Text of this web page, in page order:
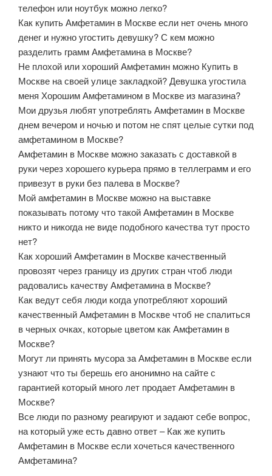
телефон или ноутбук можно легко?
Как купить Амфетамин в Москве если нет очень много
денег и нужно угостить девушку? С кем можно
разделить грамм Амфетамина в Москве?
Не плохой или хороший Амфетамин можно Купить в
Москве на своей улице закладкой? Девушка угостила
меня Хорошим Амфетамином в Москве из магазина?
Мои друзья любят употреблять Амфетамин в Москве
днем вечером и ночью и потом не спят целые сутки под
амфетамином в Москве?
Амфетамин в Москве можно заказать с доставкой в
руки через хорошего курьера прямо в теллеграмм и его
привезут в руки без палева в Москве?
Мой амфетамин в Москве можно на выставке
показывать потому что такой Амфетамин в Москве
никто и никогда не виде подобного качества тут просто
нет?
Как хороший Амфетамин в Москве качественный
провозят через границу из других стран чтоб люди
радовались качеству Амфетамина в Москве?
Как ведут себя люди когда употребляют хороший
качественный Амфетамин в Москве чтоб не спалиться
в черных очках, которые цветом как Амфетамин в
Москве?
Могут ли принять мусора за Амфетамин в Москве если
узнают что ты берешь его анонимно на сайте с
гарантией который много лет продает Амфетамин в
Москве?
Все люди по разному реагируют и задают себе вопрос,
на который уже есть давно ответ – Как же купить
Амфетамин в Москве если хочеться качественного
Амфетамина?